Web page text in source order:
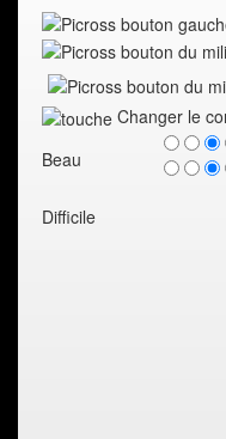
Changer le
Beau
Difficile